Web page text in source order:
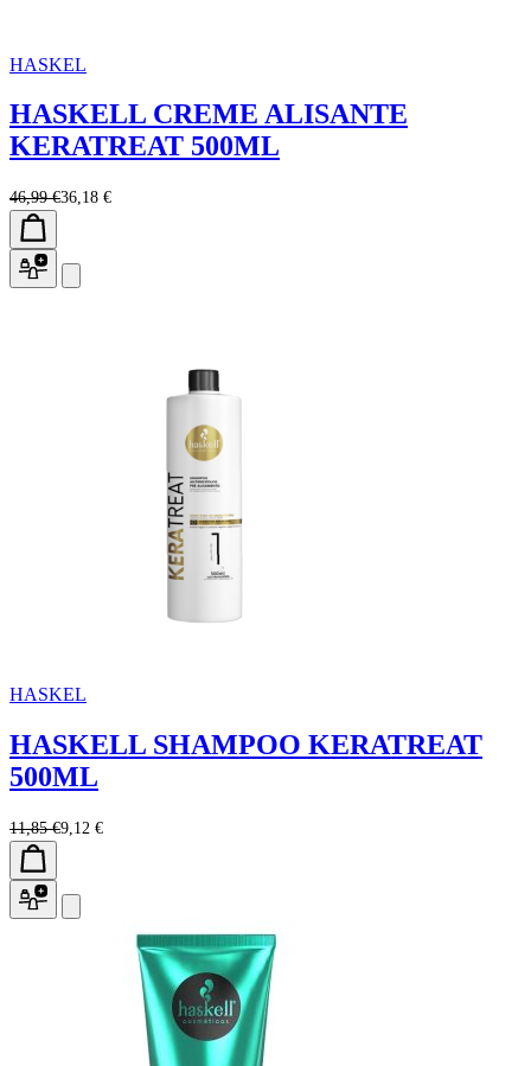
HASKEL
HASKELL CREME ALISANTE
KERATREAT 500ML
46,99 €36,18 €
HASKEL
HASKELL SHAMPOO KERATREAT
500ML
11,85 €9,12 €